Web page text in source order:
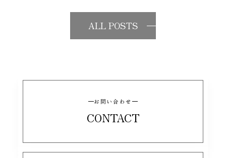
ALL POSTS
お問い合わせ
CONTACT